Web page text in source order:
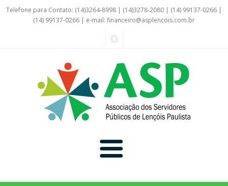
Telefone para Contato: (14)3264-8998 | (14)3278-2080 | (14) 99137-0266 |
(14) 99137-0266 | e-mail: financeiro@asplencois.com.br
Convênio Online